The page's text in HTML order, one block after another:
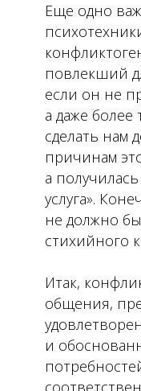
Еще одно
повлекший
если он не
а даже более
сделать нам
причинам
а
услуга».
не должно
стихийного
Итак,
общения,
и